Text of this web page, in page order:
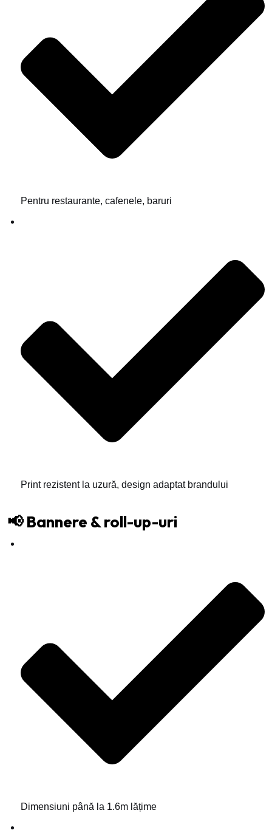
Pentru restaurante, cafenele, baruri
Print rezistent la uzură, design adaptat brandului
📢 Bannere & roll-up-uri
Dimensiuni până la 1.6m lățime